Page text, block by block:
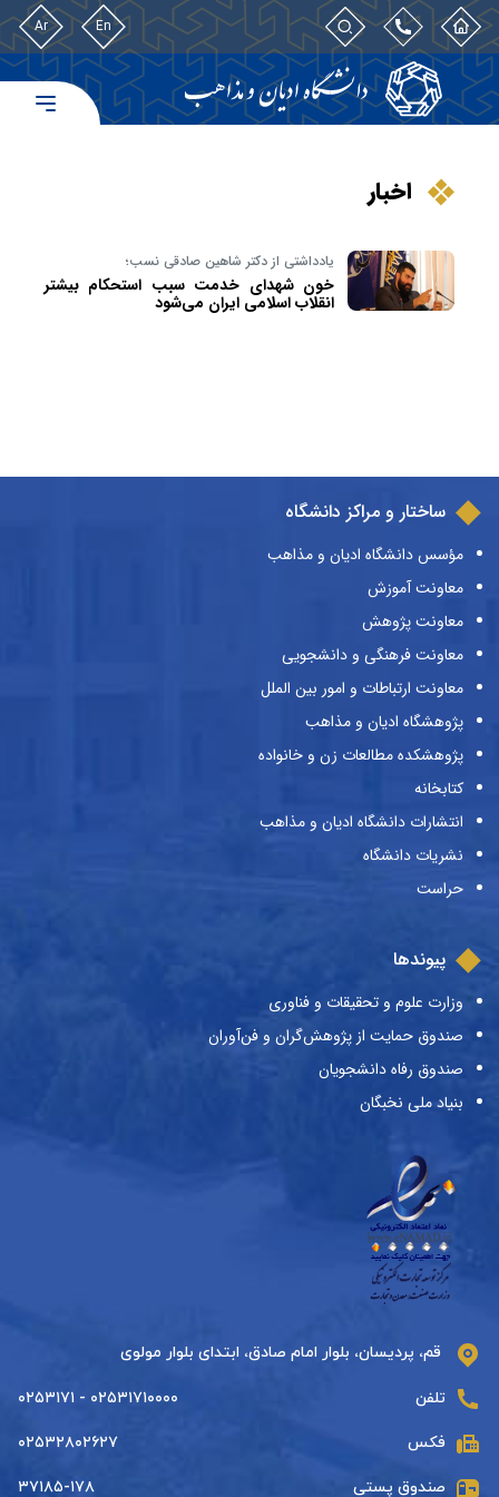
En
Ar
اخبار
یادداشتی از دکتر شاهین صادقی نسب؛
خون شهدای خدمت سبب استحکام بیشتر
انقلاب اسلامی ایران می‌شود
ساختار و مراکز دانشگاه
مؤسس دانشگاه ادیان و مذاهب
معاونت آموزش
معاونت پژوهش
معاونت فرهنگی و دانشجویی
معاونت ارتباطات و امور بین الملل
پژوهشگاه ادیان و مذاهب
پژوهشکده مطالعات زن و خانواده
کتابخانه
انتشارات دانشگاه ادیان و مذاهب
نشریات دانشگاه
حراست
پیوندها
وزارت علوم و تحقیقات و فناوری
صندوق حمایت از پژوهش‌گران و فن‌آوران
صندوق رفاه دانشجویان
بنیاد ملی نخبگان
قم، پردیسان، بلوار امام صادق، ابتدای بلوار مولوی
تلفن ۰۲۵۳۱۷۱۰۰۰۰ - ۰۲۵۳۱۷۱
فکس ۰۲۵۳۲۸۰۲۶۲۷
صندوق پستی ۳۷۱۸۵-۱۷۸